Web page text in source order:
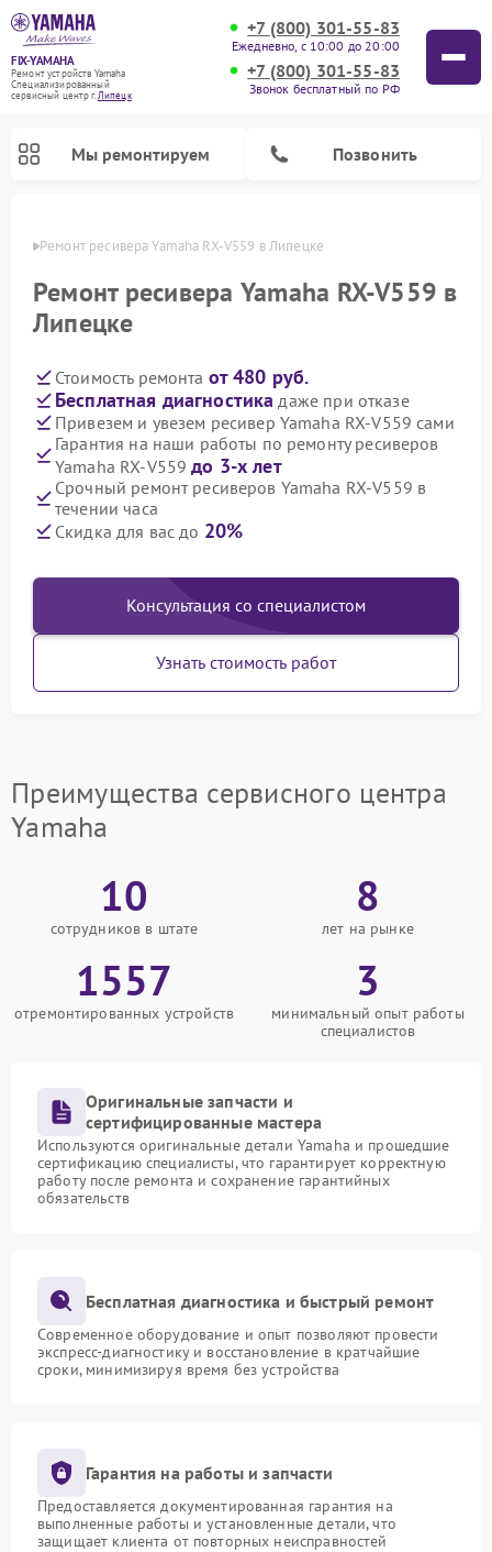
FIX-YAMAHA
Ремонт устройств Yamaha
Специализированный
cервисный центр г.Липецк
+7 (800) 301-55-83
Ежедневно, с 10:00 до 20:00
+7 (800) 301-55-83
Звонок бесплатный по РФ
Мы ремонтируем Позвонить
Ремонт ресивера Yamaha RX-V559 в Липецке
Ремонт ресивера Yamaha RX-V559 в
Липецке
Стоимость ремонта от 480 руб.
Бесплатная диагностика даже при отказе
Привезем и увезем ресивер Yamaha RX-V559 сами
Гарантия на наши работы по ремонту ресиверов
Yamaha RX-V559до 3-х лет
Срочный ремонт ресиверов Yamaha RX-V559 в
течении часа
Скидка для вас до 20%
Консультация со специалистом
Узнать стоимость работ
Преимущества сервисного центра
Yamaha
10
сотрудников в штате
8
лет на рынке
1557
отремонтированных устройств
3
минимальный опыт работы
специалистов
Оригинальные запчасти и
сертифицированные мастера
Используются оригинальные детали Yamaha и прошедшие
сертификацию специалисты, что гарантирует корректную
работу после ремонта и сохранение гарантийных
обязательств
Бесплатная диагностика и быстрый ремонт
Современное оборудование и опыт позволяют провести
экспресс-диагностику и восстановление в кратчайшие
сроки, минимизируя время без устройства
Гарантия на работы и запчасти
Предоставляется документированная гарантия на
выполненные работы и установленные детали, что
защищает клиента от повторных неисправностей